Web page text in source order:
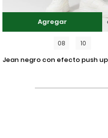
Agregar
08 10
jean negro con efecto push up, realce y